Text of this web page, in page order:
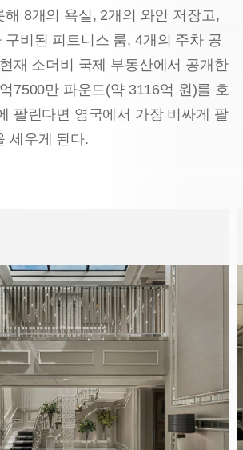
해 8개의 욕실, 2개의 와인 저장고,
구비된 피트니스 룸, 4개의 주차 공
재 소더비 국제 부동산에서 공개한
7500만 파운드(약 3116억 원)를 호
팔린다면 영국에서 가장 비싸게 팔
세우게 된다.